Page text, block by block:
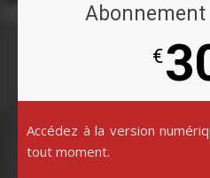
€
Accédez à la version
tout moment.